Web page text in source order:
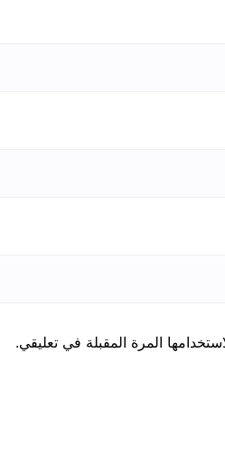
المرة المقبلة في تعليقي.